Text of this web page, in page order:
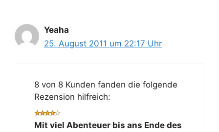
Yeaha
25. August 2011 um 22:17 Uhr
8 von 8 Kunden fanden die folgende
Rezension hilfreich:
Mit viel Abenteuer bis ans Ende des